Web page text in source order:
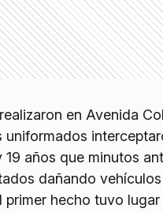
en Avenida
uniformados
19 años que minutos
dañando vehículos
primer hecho tuvo lugar